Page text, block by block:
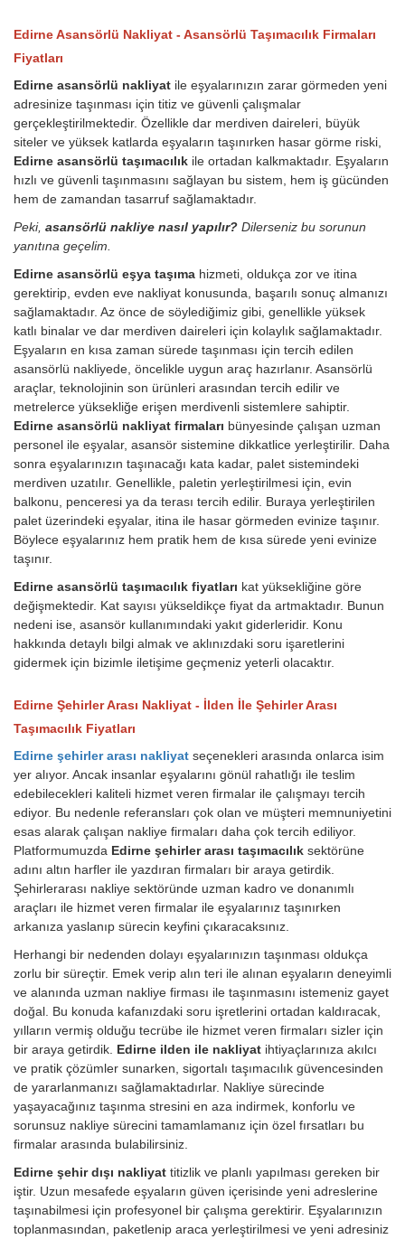
Edirne Asansörlü Nakliyat - Asansörlü Taşımacılık Firmaları
Fiyatları
Edirne asansörlü nakliyat ile eşyalarınızın zarar görmeden yeni
adresinize taşınması için titiz ve güvenli çalışmalar
gerçekleştirilmektedir. Özellikle dar merdiven daireleri, büyük
siteler ve yüksek katlarda eşyaların taşınırken hasar görme riski,
Edirne asansörlü taşımacılık ile ortadan kalkmaktadır. Eşyaların
hızlı ve güvenli taşınmasını sağlayan bu sistem, hem iş gücünden
hem de zamandan tasarruf sağlamaktadır.
Peki, asansörlü nakliye nasıl yapılır? Dilerseniz bu sorunun
yanıtına geçelim.
Edirne asansörlü eşya taşıma hizmeti, oldukça zor ve itina
gerektirip, evden eve nakliyat konusunda, başarılı sonuç almanızı
sağlamaktadır. Az önce de söylediğimiz gibi, genellikle yüksek
katlı binalar ve dar merdiven daireleri için kolaylık sağlamaktadır.
Eşyaların en kısa zaman sürede taşınması için tercih edilen
asansörlü nakliyede, öncelikle uygun araç hazırlanır. Asansörlü
araçlar, teknolojinin son ürünleri arasından tercih edilir ve
metrelerce yüksekliğe erişen merdivenli sistemlere sahiptir.
Edirne asansörlü nakliyat firmaları bünyesinde çalışan uzman
personel ile eşyalar, asansör sistemine dikkatlice yerleştirilir. Daha
sonra eşyalarınızın taşınacağı kata kadar, palet sistemindeki
merdiven uzatılır. Genellikle, paletin yerleştirilmesi için, evin
balkonu, penceresi ya da terası tercih edilir. Buraya yerleştirilen
palet üzerindeki eşyalar, itina ile hasar görmeden evinize taşınır.
Böylece eşyalarınız hem pratik hem de kısa sürede yeni evinize
taşınır.
Edirne asansörlü taşımacılık fiyatları kat yüksekliğine göre
değişmektedir. Kat sayısı yükseldikçe fiyat da artmaktadır. Bunun
nedeni ise, asansör kullanımındaki yakıt giderleridir. Konu
hakkında detaylı bilgi almak ve aklınızdaki soru işaretlerini
gidermek için bizimle iletişime geçmeniz yeterli olacaktır.
Edirne Şehirler Arası Nakliyat - İlden İle Şehirler Arası
Taşımacılık Fiyatları
Edirne şehirler arası nakliyat seçenekleri arasında onlarca isim
yer alıyor. Ancak insanlar eşyalarını gönül rahatlığı ile teslim
edebilecekleri kaliteli hizmet veren firmalar ile çalışmayı tercih
ediyor. Bu nedenle referansları çok olan ve müşteri memnuniyetini
esas alarak çalışan nakliye firmaları daha çok tercih ediliyor.
Platformumuzda Edirne şehirler arası taşımacılık sektörüne
adını altın harfler ile yazdıran firmaları bir araya getirdik.
Şehirlerarası nakliye sektöründe uzman kadro ve donanımlı
araçları ile hizmet veren firmalar ile eşyalarınız taşınırken
arkanıza yaslanıp sürecin keyfini çıkaracaksınız.
Herhangi bir nedenden dolayı eşyalarınızın taşınması oldukça
zorlu bir süreçtir. Emek verip alın teri ile alınan eşyaların deneyimli
ve alanında uzman nakliye firması ile taşınmasını istemeniz gayet
doğal. Bu konuda kafanızdaki soru işretlerini ortadan kaldıracak,
yılların vermiş olduğu tecrübe ile hizmet veren firmaları sizler için
bir araya getirdik. Edirne ilden ile nakliyat ihtiyaçlarınıza akılcı
ve pratik çözümler sunarken, sigortalı taşımacılık güvencesinden
de yararlanmanızı sağlamaktadırlar. Nakliye sürecinde
yaşayacağınız taşınma stresini en aza indirmek, konforlu ve
sorunsuz nakliye sürecini tamamlamanız için özel fırsatları bu
firmalar arasında bulabilirsiniz.
Edirne şehir dışı nakliyat titizlik ve planlı yapılması gereken bir
iştir. Uzun mesafede eşyaların güven içerisinde yeni adreslerine
taşınabilmesi için profesyonel bir çalışma gerektirir. Eşyalarınızın
toplanmasından, paketlenip araca yerleştirilmesi ve yeni adresiniz